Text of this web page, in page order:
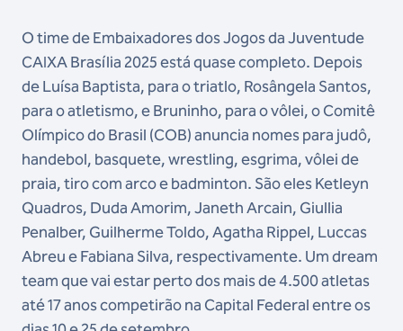
O time de Embaixadores dos Jogos da Juventude
CAIXA Brasília 2025 está quase completo. Depois
de Luísa Baptista, para o triatlo, Rosângela Santos,
para o atletismo, e Bruninho, para o vôlei, o Comitê
Olímpico do Brasil (COB) anuncia nomes para judô,
handebol, basquete, wrestling, esgrima, vôlei de
praia, tiro com arco e badminton. São eles Ketleyn
Quadros, Duda Amorim, Janeth Arcain, Giullia
Penalber, Guilherme Toldo, Agatha Rippel, Luccas
Abreu e Fabiana Silva, respectivamente. Um dream
team que vai estar perto dos mais de 4.500 atletas
até 17 anos competirão na Capital Federal entre os